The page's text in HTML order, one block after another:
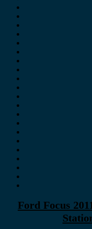
Ford Focus